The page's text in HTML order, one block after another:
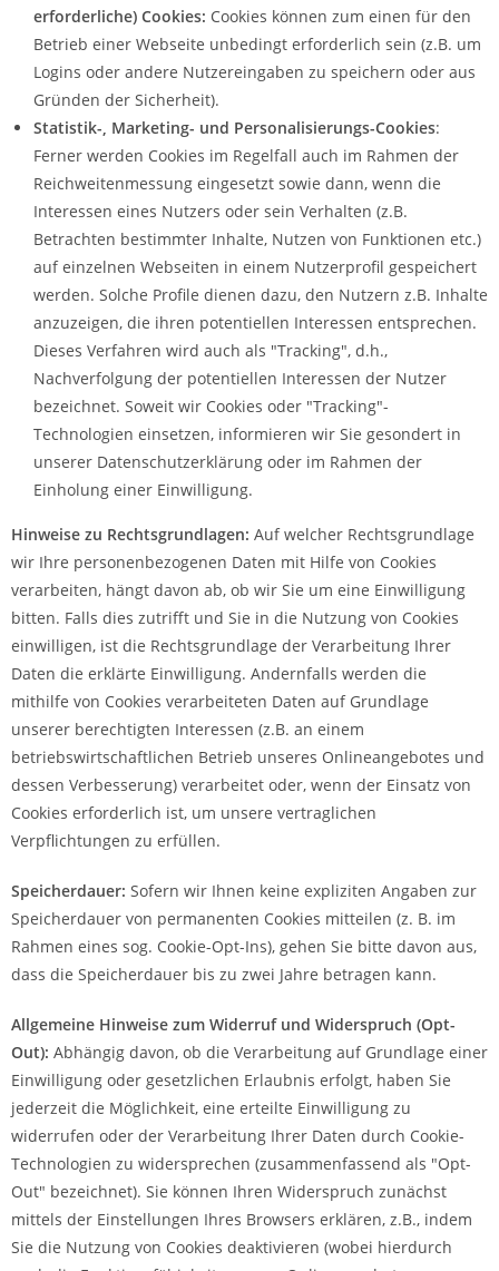
erforderliche) Cookies: Cookies können zum einen für den
Betrieb einer Webseite unbedingt erforderlich sein (z.B. um
Logins oder andere Nutzereingaben zu speichern oder aus
Gründen der Sicherheit).
Statistik-, Marketing- und Personalisierungs-Cookies:
Ferner werden Cookies im Regelfall auch im Rahmen der
Reichweitenmessung eingesetzt sowie dann, wenn die
Interessen eines Nutzers oder sein Verhalten (z.B.
Betrachten bestimmter Inhalte, Nutzen von Funktionen etc.)
auf einzelnen Webseiten in einem Nutzerprofil gespeichert
werden. Solche Profile dienen dazu, den Nutzern z.B. Inhalte
anzuzeigen, die ihren potentiellen Interessen entsprechen.
Dieses Verfahren wird auch als "Tracking", d.h.,
Nachverfolgung der potentiellen Interessen der Nutzer
bezeichnet. Soweit wir Cookies oder "Tracking"-
Technologien einsetzen, informieren wir Sie gesondert in
unserer Datenschutzerklärung oder im Rahmen der
Einholung einer Einwilligung.
Hinweise zu Rechtsgrundlagen: Auf welcher Rechtsgrundlage
wir Ihre personenbezogenen Daten mit Hilfe von Cookies
verarbeiten, hängt davon ab, ob wir Sie um eine Einwilligung
bitten. Falls dies zutrifft und Sie in die Nutzung von Cookies
einwilligen, ist die Rechtsgrundlage der Verarbeitung Ihrer
Daten die erklärte Einwilligung. Andernfalls werden die
mithilfe von Cookies verarbeiteten Daten auf Grundlage
unserer berechtigten Interessen (z.B. an einem
betriebswirtschaftlichen Betrieb unseres Onlineangebotes und
dessen Verbesserung) verarbeitet oder, wenn der Einsatz von
Cookies erforderlich ist, um unsere vertraglichen
Verpflichtungen zu erfüllen.
Speicherdauer: Sofern wir Ihnen keine expliziten Angaben zur
Speicherdauer von permanenten Cookies mitteilen (z. B. im
Rahmen eines sog. Cookie-Opt-Ins), gehen Sie bitte davon aus,
dass die Speicherdauer bis zu zwei Jahre betragen kann.
Allgemeine Hinweise zum Widerruf und Widerspruch (Opt-
Out): Abhängig davon, ob die Verarbeitung auf Grundlage einer
Einwilligung oder gesetzlichen Erlaubnis erfolgt, haben Sie
jederzeit die Möglichkeit, eine erteilte Einwilligung zu
widerrufen oder der Verarbeitung Ihrer Daten durch Cookie-
Technologien zu widersprechen (zusammenfassend als "Opt-
Out" bezeichnet). Sie können Ihren Widerspruch zunächst
mittels der Einstellungen Ihres Browsers erklären, z.B., indem
Sie die Nutzung von Cookies deaktivieren (wobei hierdurch